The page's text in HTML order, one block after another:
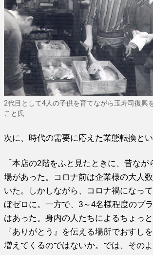
2代目として4人の子供を育てながら玉寿司復興
こと氏
次に、時代の需要に応えた業態転換とい
「本店の2階をふと見たときに、昔なが
場があった。コロナ前は企業様の大人
いた。しかしながら、コロナ禍になっ
ぼゼロに。一方で、3～4名様程度のプ
はあった。身内の人たちによるちょっ
『ありがとう』を伝える場所でおすし
増えてくるのではないか。では、その